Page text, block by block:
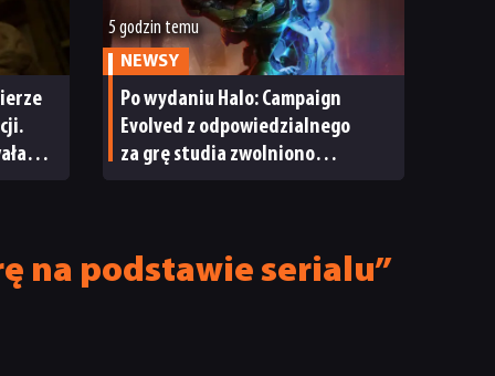
5 godzin temu
NEWSY
Po wydaniu Halo: Campaign
Evolved z odpowiedzialnego
za grę studia zwolniono
na podstawie serialu”